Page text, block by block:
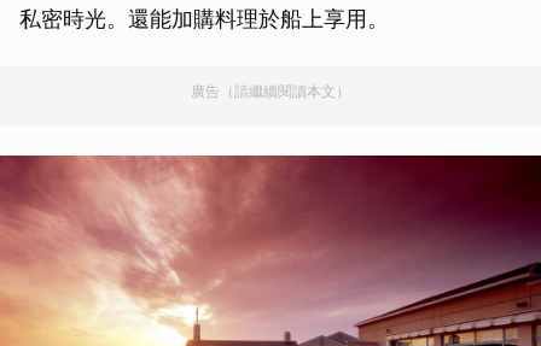
私密時光。還能加購料理於船上享用。
廣告（請繼續閱讀本文）